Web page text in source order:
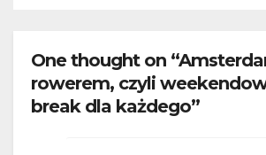
One thought on
rowerem, czyli
break dla każdego”